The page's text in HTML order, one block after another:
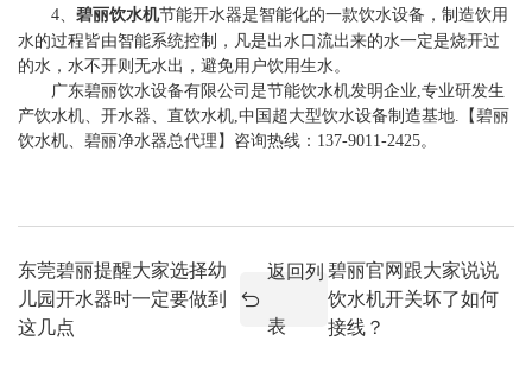
4、 碧丽饮水机节能开水器是智能化的一款饮水设备，制造饮用
水的过程皆由智能系统控制，凡是出水口流出来的水一定是烧开过
的水，水不开则无水出，避免用户饮用生水。
广东碧丽饮水设备有限公司是节能饮水机发明企业,专业研发生
产饮水机、开水器、直饮水机,中国超大型饮水设备制造基地.【碧丽
饮水机、碧丽净水器总代理】咨询热线：137-9011-2425。
东莞碧丽提醒大家选择幼
儿园开水器时一定要做到
这几点
返回列
表
碧丽官网跟大家说说
饮水机开关坏了如何
接线？